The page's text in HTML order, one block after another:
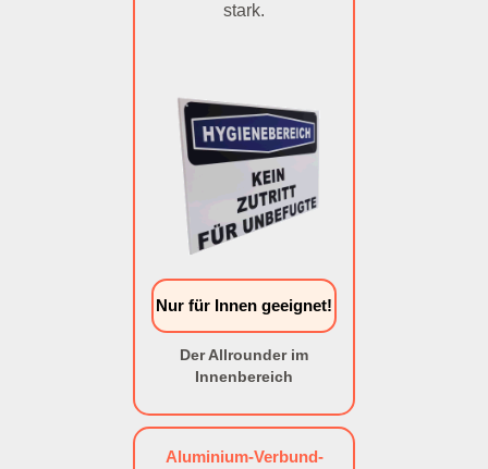
stark.
Nur für Innen geeignet!
Der Allrounder im
Innenbereich
Aluminium-Verbund-